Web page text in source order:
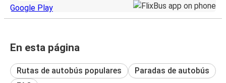
En esta página
Rutas de autobús populares
Paradas de autobús